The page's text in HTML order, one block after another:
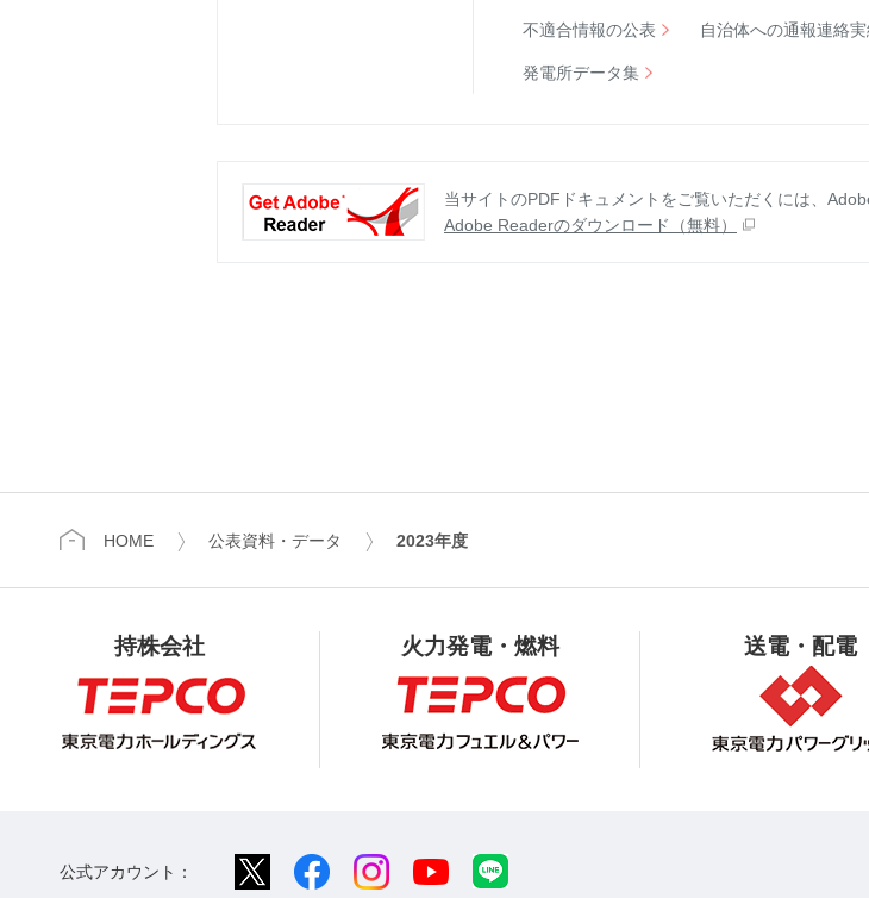
不適合情報の公表 自治体への通報連絡
発電所データ集
当サイトのPDFドキュメントをご覧いただくには、
Adobe Readerのダウンロード（無料）
HOME 公表資料・データ 2023年度
持株会社 火力発電・燃料 送電・配電
公式アカウント：